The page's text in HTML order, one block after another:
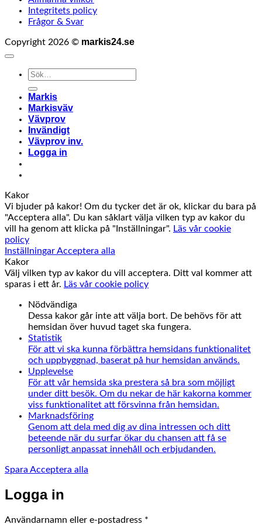
Integritets policy
Frågor & Svar
Copyright 2026 © markis24.se
Sök
efter:
Markis
Markisväv
Vävprov
Invändigt
Vävprov inv.
Logga in
Kakor
Vi bjuder på kakor! Om du tycker det är ok, klickar du bara på
"Acceptera alla". Du kan såklart välja vilken typ av kakor du
vill ha genom att klicka på "Inställningar". Läs vår cookie
policy
InställningarAcceptera alla
Kakor
Välj vilken typ av kakor du vill acceptera. Ditt val kommer att
sparas i ett år. Läs vår cookie policy
Nödvändiga
Dessa kakor går inte att välja bort. De behövs för att
hemsidan över huvud taget ska fungera.
Statistik
För att vi ska kunna förbättra hemsidans funktionalitet
och uppbyggnad, baserat på hur hemsidan används.
Upplevelse
För att vår hemsida ska prestera så bra som möjligt
under ditt besök. Om du nekar de här kakorna kommer
viss funktionalitet att försvinna från hemsidan.
Marknadsföring
Genom att dela med dig av dina intressen och ditt
beteende när du surfar ökar du chansen att få se
personligt anpassat innehåll och erbjudanden.
Spara Acceptera alla
Logga in
Användarnamn eller e-postadress *